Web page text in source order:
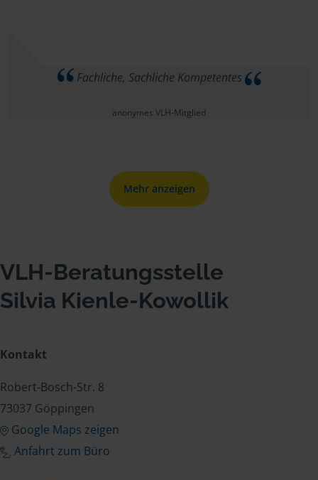
Fachliche, Sachliche Kompetentes
anonymes VLH-Mitglied
Mehr anzeigen
VLH-Beratungsstelle
Silvia Kienle-Kowollik
Kontakt
Robert-Bosch-Str. 8
73037 Göppingen
Google Maps zeigen
Anfahrt zum Büro